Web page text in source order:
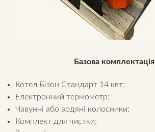
Базова комплектація
Котел Бізон Стандарт 14 квт;
Електронний термометр;
Чавунні або водяні колосники;
Комплект для чистки;